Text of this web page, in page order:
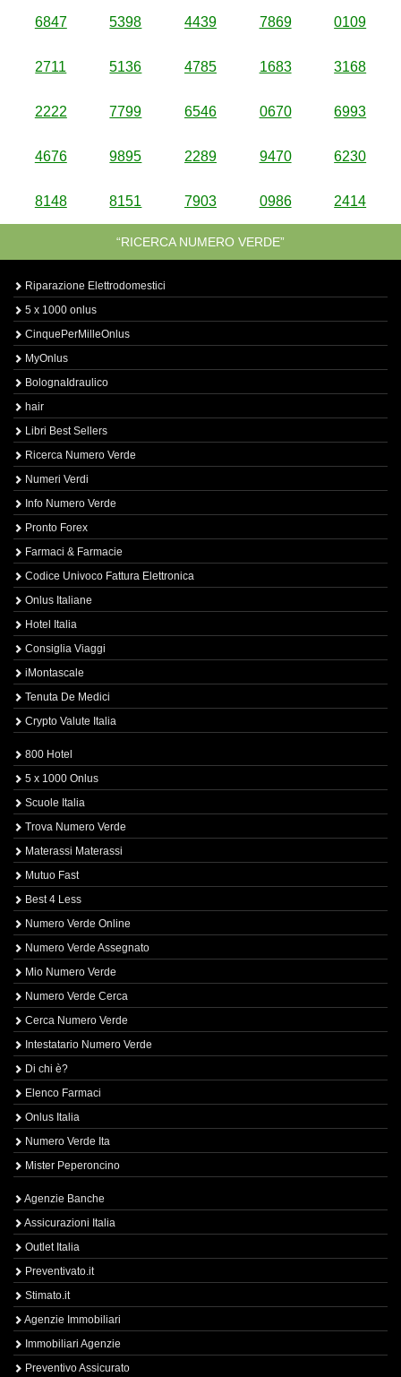
6847 5398 4439 7869 0109
2711 5136 4785 1683 3168
2222 7799 6546 0670 6993
4676 9895 2289 9470 6230
8148 8151 7903 0986 2414
“RICERCA NUMERO VERDE”
Riparazione Elettrodomestici
5 x 1000 onlus
CinquePerMilleOnlus
MyOnlus
BolognaIdraulico
hair
Libri Best Sellers
Ricerca Numero Verde
Numeri Verdi
Info Numero Verde
Pronto Forex
Farmaci & Farmacie
Codice Univoco Fattura Elettronica
Onlus Italiane
Hotel Italia
Consiglia Viaggi
iMontascale
Tenuta De Medici
Crypto Valute Italia
800 Hotel
5 x 1000 Onlus
Scuole Italia
Trova Numero Verde
Materassi Materassi
Mutuo Fast
Best 4 Less
Numero Verde Online
Numero Verde Assegnato
Mio Numero Verde
Numero Verde Cerca
Cerca Numero Verde
Intestatario Numero Verde
Di chi è?
Elenco Farmaci
Onlus Italia
Numero Verde Ita
Mister Peperoncino
Agenzie Banche
Assicurazioni Italia
Outlet Italia
Preventivato.it
Stimato.it
Agenzie Immobiliari
Immobiliari Agenzie
Preventivo Assicurato